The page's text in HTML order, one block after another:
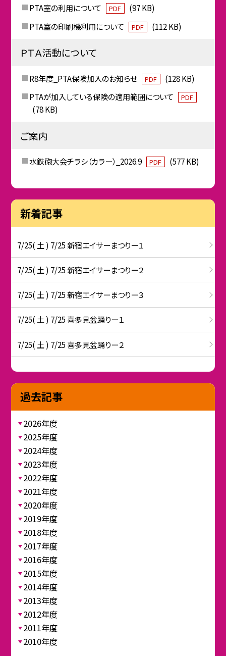
PTA室の利用について PDF
(97 KB)
PTA室の印刷機利用について
PDF (112 KB)
ＰＴＡ活動について
R8年度_PTA保険加入のお知らせ PDF
(128 KB)
PTAが加入している保険の適用範囲について
PDF
(78 KB)
ご案内
水鉄砲大会チラシ（カラー）_2026.9 PDF (577 KB)
新着記事
7/25( 土 ) 7/25 新宿エイサーまつりー１
7/25( 土 ) 7/25 新宿エイサーまつりー２
7/25( 土 ) 7/25 新宿エイサーまつりー３
7/25( 土 ) 7/25 喜多見盆踊りー１
7/25( 土 ) 7/25 喜多見盆踊りー２
過去記事
2026年度
2025年度
2024年度
2023年度
2022年度
2021年度
2020年度
2019年度
2018年度
2017年度
2016年度
2015年度
2014年度
2013年度
2012年度
2011年度
2010年度